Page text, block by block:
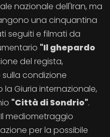
nazionale dell'Iran, ma
una cinquantina
seguiti e filmati da
"Il ghepardo
del regista,
condizione
Giuria internazionale,
"Città di Sondrio".
mediometraggio
per la possibile